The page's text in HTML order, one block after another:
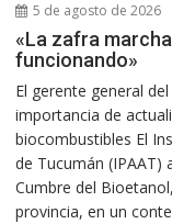
5 de agosto de 2026
«La zafra
funcionando»
El gerente general
importancia de
biocombustibles El
de Tucumán (IPAAT)
Cumbre del
provincia, en un